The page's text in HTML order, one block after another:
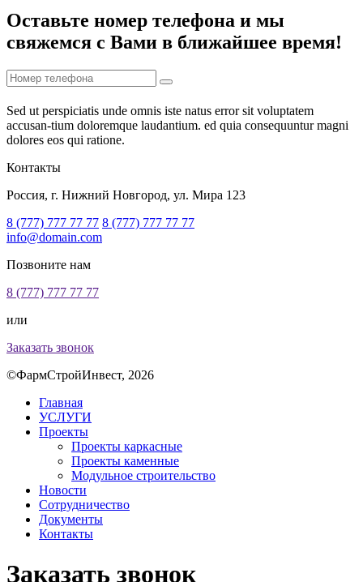
Оставьте номер телефона и мы
свяжемся с Вами в ближайшее время!
Sed ut perspiciatis unde omnis iste natus error sit voluptatem
accusan-tium doloremque laudantium. ed quia consequuntur magni
dolores eos qui ratione.
Контакты
Россия, г. Нижний Новгород, ул. Мира 123
8 (777) 777 77 77 8 (777) 777 77 77
info@domain.com
Позвоните нам
8 (777) 777 77 77
или
Заказать звонок
©ФармСтройИнвест, 2026
Главная
УСЛУГИ
Проекты
Проекты каркасные
Проекты каменные
Модульное строительство
Новости
Сотрудничество
Документы
Контакты
Заказать звонок